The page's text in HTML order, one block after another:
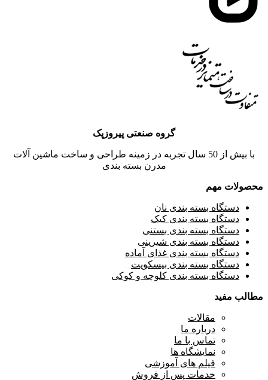
گروه صنعتی پیروزپک
با بیش از 50 سال تجربه در زمینه طراحی و ساخت ماشین آلات
مدرن بسته بندی
محصولات مهم
دستگاه بسته بندی نان
دستگاه بسته بندی کیک
دستگاه بسته بندی بستنی
دستگاه بسته بندی شیرینی
دستگاه بسته بندی غذای آماده
دستگاه بسته بندی بیسکویت
دستگاه بسته بندی کلوچه و کوکی
مطالب مفید
مقالات
درباره ما
تماس با ما
نمایشگاه ها
فیلم های آموزشی
خدمات پس از فروش